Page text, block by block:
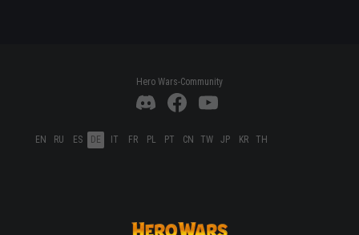
Hero Wars-Community
EN RU ES DE IT FR PL PT CN TW JP KR TH